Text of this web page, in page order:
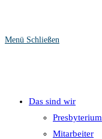
Menü Schließen
Das sind wir
Presbyterium
Mitarbeiter